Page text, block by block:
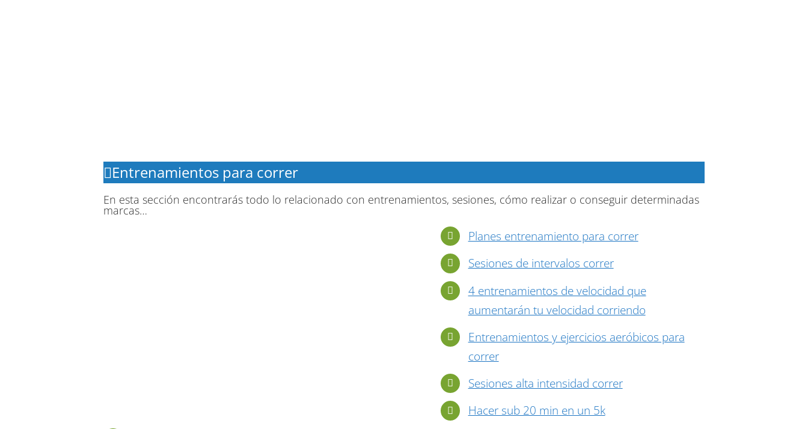
Entrenamientos para correr
En esta sección encontrarás todo lo relacionado con entrenamientos, sesiones, cómo realizar o conseguir determinadas
marcas…
Planes entrenamiento para correr
Sesiones de intervalos correr
4 entrenamientos de velocidad que
aumentarán tu velocidad corriendo
Entrenamientos y ejercicios aeróbicos para
correr
Sesiones alta intensidad correr
Hacer sub 20 min en un 5k